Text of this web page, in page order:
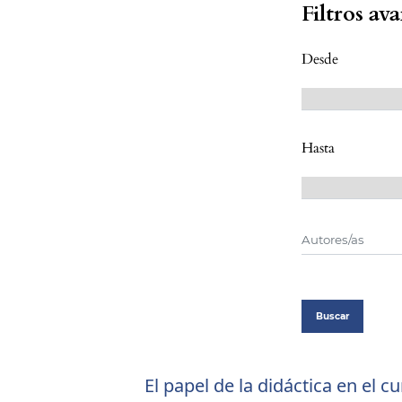
Filtros
Desde
Hasta
Buscar
El papel de la didáctica en el